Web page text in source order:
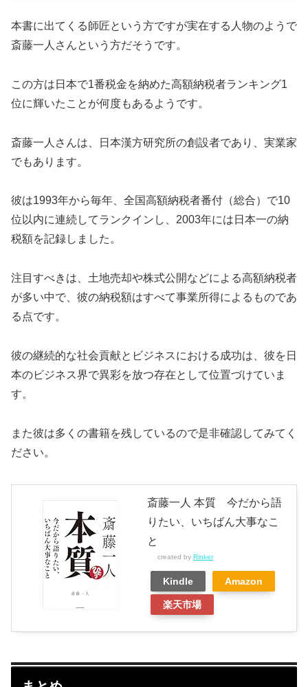
本書に出てくる師匠という方ですが実在する人物のようで
斎藤一人さんという方だそうです。
この方は日本で1番税金を納めた高額納税者ランキング1
位に輝いたことが何度もあるようです。
斎藤一人さんは、日本漢方研究所の創設者であり、実業家
でもあります。
彼は1993年から毎年、全国高額納税者番付（総合）で10
位以内に連続してランクインし、2003年には日本一の納
税額を記録しました。
注目すべきは、土地売却や株式公開などによる高額納税者
が多い中で、彼の納税額はすべて事業所得によるものであ
る点です。
彼の継続的な社会貢献とビジネスにおける成功は、彼を日
本のビジネス界で異彩を放つ存在として位置づけていま
す。
また彼は多くの書籍を残しているので是非確認してみてく
ださい。
斎藤一人 本質 今だから語
りたい、いちばん大事なこ
と
created by Rinker
Kindle Amazon
楽天市場